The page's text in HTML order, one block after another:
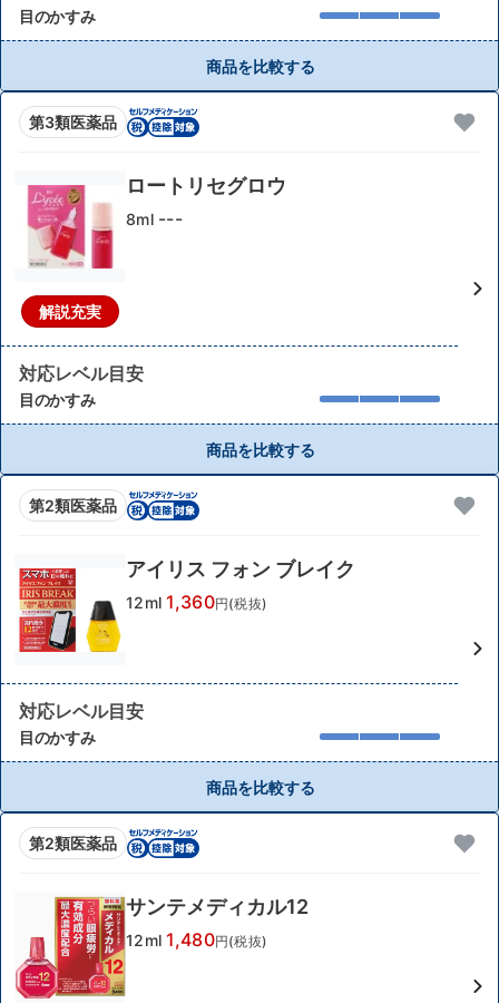
目のかすみ
商品を比較する
第3類医薬品
解説充実
ロートリセグロウ
8ml ---
対応レベル目安
目のかすみ
商品を比較する
第2類医薬品
アイリス フォン ブレイク
12ml 1,360円(税抜)
対応レベル目安
目のかすみ
商品を比較する
第2類医薬品
サンテメディカル12
12ml 1,480円(税抜)